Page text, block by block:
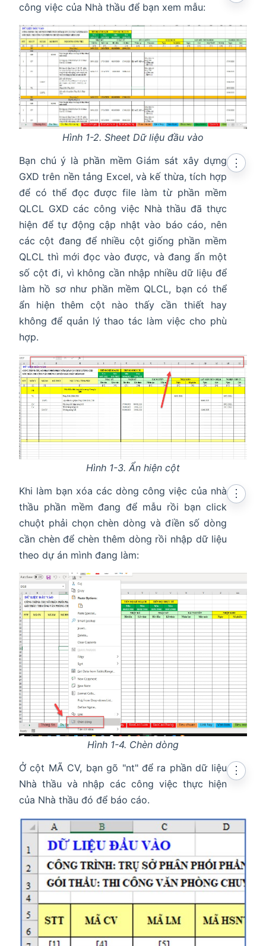
công việc của Nhà thầu để bạn xem mẫu:
Hình 1-2. Sheet Dữ liệu đầu vào
Bạn chú ý là phần mềm Giám sát xây dựng
GXD trên nền tảng Excel, và kế thừa, tích hợp
để có thể đọc được file làm từ phần mềm
QLCL GXD các công việc Nhà thầu đã thực
hiện để tự động cập nhật vào báo cáo, nên
các cột đang để nhiều cột giống phần mềm
QLCL thì mới đọc vào được, và đang ẩn một
số cột đi, vì không cần nhập nhiều dữ liệu để
làm hồ sơ như phần mềm QLCL, bạn có thể
ẩn hiện thêm cột nào thấy cần thiết hay
không để quản lý thao tác làm việc cho phù
hợp.
⋮
Hình 1-3. Ẩn hiện cột
Khi làm bạn xóa các dòng công việc của nhà
thầu phần mềm đang để mẫu rồi bạn click
chuột phải chọn chèn dòng và điền số dòng
cần chèn để chèn thêm dòng rồi nhập dữ liệu
theo dự án mình đang làm:
⋮
Hình 1-4. Chèn dòng
Ở cột MÃ CV, bạn gõ "nt" để ra phần dữ liệu
Nhà thầu và nhập các công việc thực hiện
của Nhà thầu đó để báo cáo.
⋮